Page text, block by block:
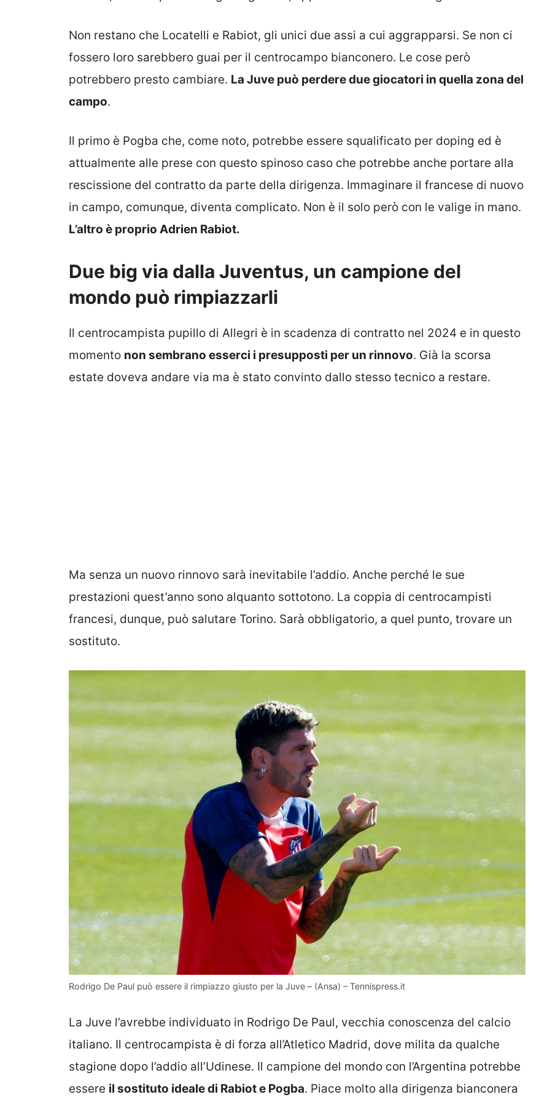
Non restano che Locatelli e Rabiot, gli unici due assi a cui aggrapparsi. Se non ci
fossero loro sarebbero guai per il centrocampo bianconero. Le cose però
potrebbero presto cambiare. La Juve può perdere due giocatori in quella zona del
campo.
Il primo è Pogba che, come noto, potrebbe essere squalificato per doping ed è
attualmente alle prese con questo spinoso caso che potrebbe anche portare alla
rescissione del contratto da parte della dirigenza. Immaginare il francese di nuovo
in campo, comunque, diventa complicato. Non è il solo però con le valige in mano.
L’altro è proprio Adrien Rabiot.
Due big via dalla Juventus, un campione del
mondo può rimpiazzarli
Il centrocampista pupillo di Allegri è in scadenza di contratto nel 2024 e in questo
momento non sembrano esserci i presupposti per un rinnovo. Già la scorsa
estate doveva andare via ma è stato convinto dallo stesso tecnico a restare.
Ma senza un nuovo rinnovo sarà inevitabile l’addio. Anche perché le sue
prestazioni quest’anno sono alquanto sottotono. La coppia di centrocampisti
francesi, dunque, può salutare Torino. Sarà obbligatorio, a quel punto, trovare un
sostituto.
Rodrigo De Paul può essere il rimpiazzo giusto per la Juve – (Ansa) – Tennispress.it
La Juve l’avrebbe individuato in Rodrigo De Paul, vecchia conoscenza del calcio
italiano. Il centrocampista è di forza all’Atletico Madrid, dove milita da qualche
stagione dopo l’addio all’Udinese. Il campione del mondo con l’Argentina potrebbe
essere il sostituto ideale di Rabiot e Pogba. Piace molto alla dirigenza bianconera